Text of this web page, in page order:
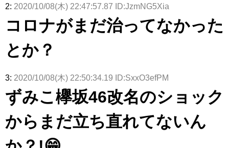
理子、8/6
ト！」水曜
スタジオ出
uddiesを
る...
カップお姉
さんに恐怖
【くりぃむ
ナンタラ】
2曲目っ
ィット 東
京ドーム公
んと再会し
た結果･･･
2: 2020/10/08(木) 22:47:57.87 ID:JzmNG5Xia
コロナがまだ治ってなかった
とか？
3: 2020/10/08(木) 22:50:34.19 ID:SxxO3efPM
ずみこ欅坂46改名のショック
からまだ立ち直れてないん